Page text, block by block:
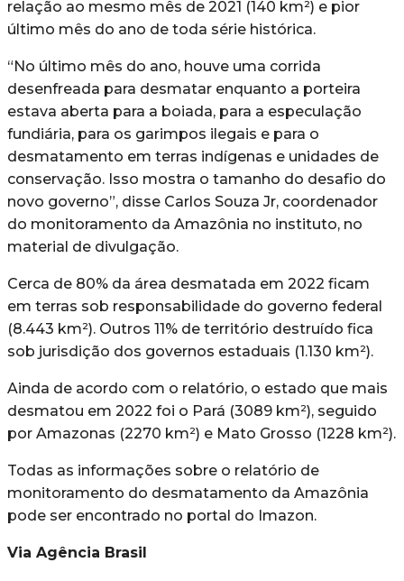
relação ao mesmo mês de 2021 (140 km²) e pior
último mês do ano de toda série histórica.
“No último mês do ano, houve uma corrida
desenfreada para desmatar enquanto a porteira
estava aberta para a boiada, para a especulação
fundiária, para os garimpos ilegais e para o
desmatamento em terras indígenas e unidades de
conservação. Isso mostra o tamanho do desafio do
novo governo”, disse Carlos Souza Jr, coordenador
do monitoramento da Amazônia no instituto, no
material de divulgação.
Cerca de 80% da área desmatada em 2022 ficam
em terras sob responsabilidade do governo federal
(8.443 km²). Outros 11% de território destruído fica
sob jurisdição dos governos estaduais (1.130 km²).
Ainda de acordo com o relatório, o estado que mais
desmatou em 2022 foi o Pará (3089 km²), seguido
por Amazonas (2270 km²) e Mato Grosso (1228 km²).
Todas as informações sobre o relatório de
monitoramento do desmatamento da Amazônia
pode ser encontrado no portal do Imazon.
Via Agência Brasil